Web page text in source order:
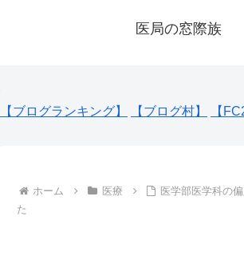
医局の窓際族
【ブログランキング】 【ブログ村】 【
ホーム 医療
医学部医学科の
た